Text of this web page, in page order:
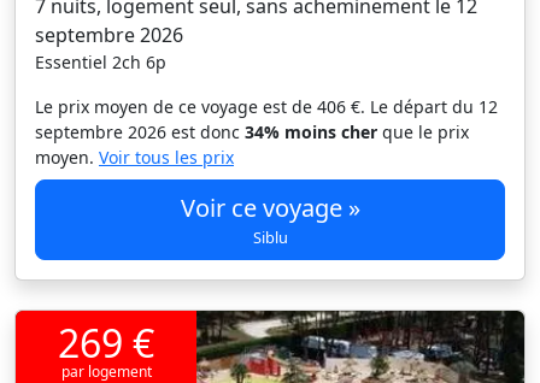
7 nuits, logement seul, sans acheminement le 12
septembre 2026
Essentiel 2ch 6p
Le prix moyen de ce voyage est de 406 €. Le départ du 12
septembre 2026 est donc 34% moins cher que le prix
moyen. Voir tous les prix
Voir ce voyage »
Siblu
269 €
par logement